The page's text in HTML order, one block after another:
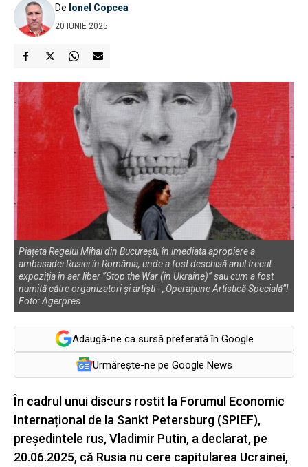
De Ionel Copcea
20 IUNIE 2025
Piațeta Regelui Mihai din București, în imediata apropiere a
ambasadei Rusiei în România, unde a fost deschisă anul trecut
expoziția în aer liber ”Stop the War (in Ukraine)” sau cum a fost
numită către organizatori și artiști - „Operațiune Artistică Specială”!
Foto: Agerpres
Adaugă-ne ca sursă preferată în Google
Urmărește-ne pe Google News
În cadrul unui discurs rostit la Forumul Economic
Internațional de la Sankt Petersburg (SPIEF),
președintele rus, Vladimir Putin, a declarat, pe
20.06.2025, că Rusia nu cere capitularea Ucrainei,